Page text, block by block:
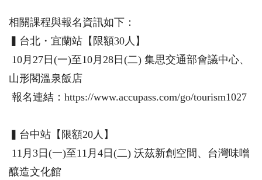
相關課程與報名資訊如下：
▍台北・宜蘭站【限額30人】
10月27日(一)至10月28日(二) 集思交通部會議中心、
山形閣溫泉飯店
報名連結：https://www.accupass.com/go/tourism1027
▍台中站【限額20人】
11月3日(一)至11月4日(二) 沃茲新創空間、台灣味噌
釀造文化館